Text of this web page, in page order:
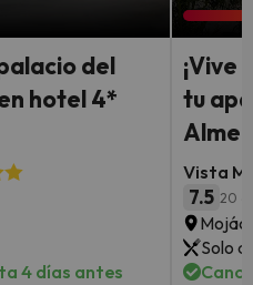
del
hotel 4*
4 días antes
¡Vive
tu
Vista
7.5 20
Solo